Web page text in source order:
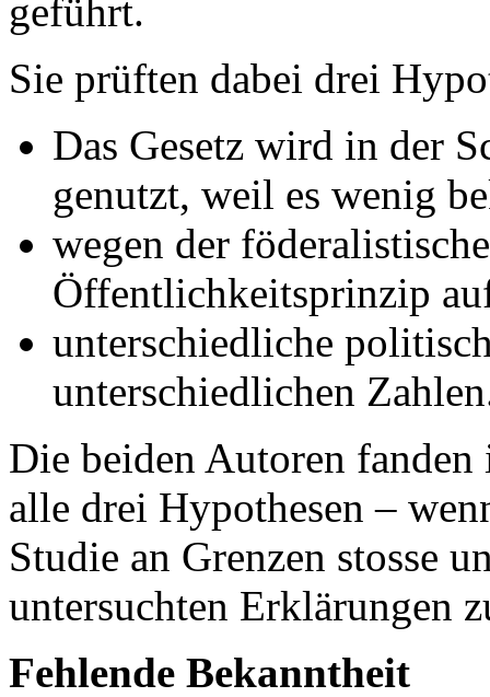
geführt.
Sie prüften dabei drei
Das Gesetz wird in der
genutzt, weil es wenig
wegen der
Öffentlichkeitsprinzip
unterschiedliche
unterschiedlichen
Die beiden Autoren
alle drei Hypothesen –
Studie an Grenzen stosse
untersuchten Erklärungen
Fehlende Bekanntheit